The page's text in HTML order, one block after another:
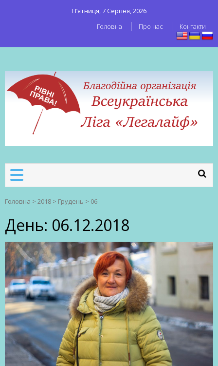
П’ятниця, 7 Серпня, 2026
Головна
Про нас Контакти
робітників
Головна > 2018 > Грудень > 06
День: 06.12.2018